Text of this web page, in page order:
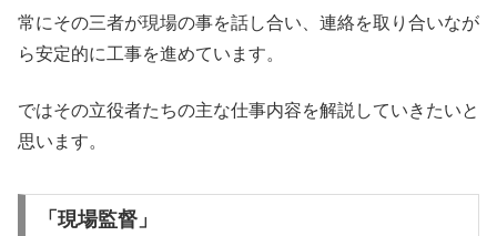
常にその三者が現場の事を話し合い、連絡を取り合いなが
ら安定的に工事を進めています。
ではその立役者たちの主な仕事内容を解説していきたいと
思います。
「現場監督」